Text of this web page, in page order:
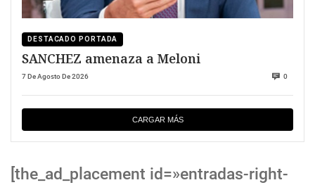
DESTACADO PORTADA
SANCHEZ amenaza a Meloni
7 De Agosto De 2026 0
CARGAR MÁS
[the_ad_placement id=»entradas-right-